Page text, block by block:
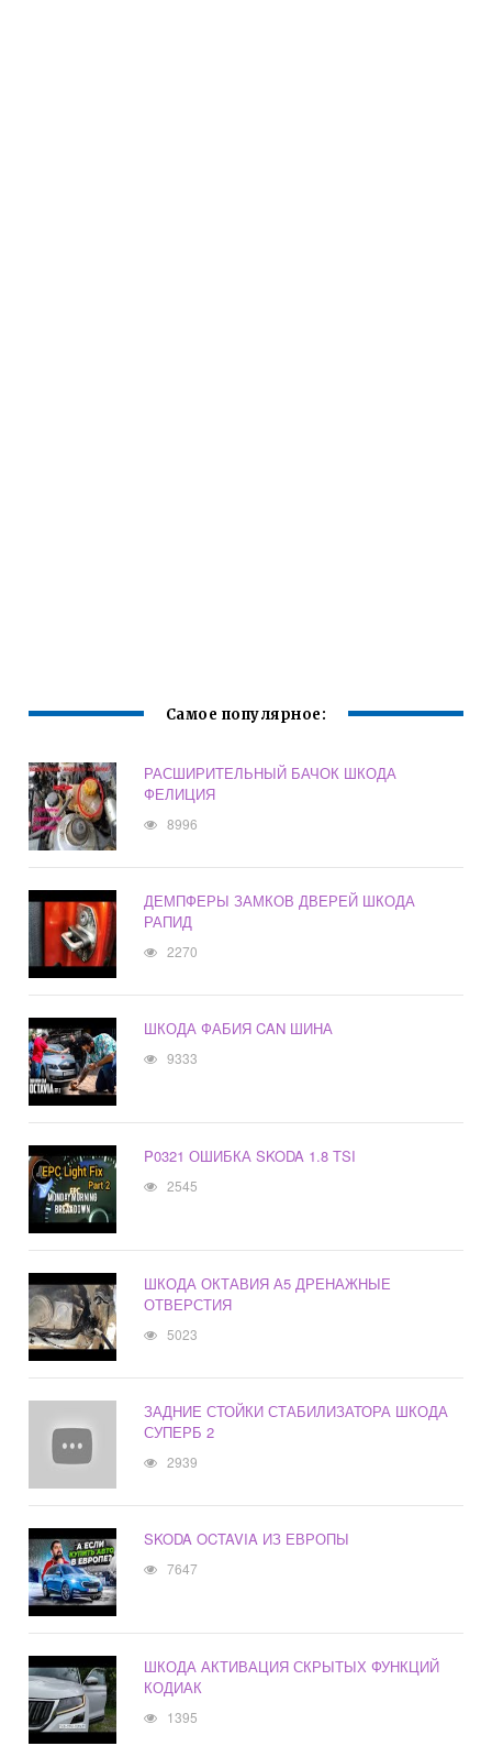
Самое популярное:
РАСШИРИТЕЛЬНЫЙ БАЧОК ШКОДА
ФЕЛИЦИЯ
8996
ДЕМПФЕРЫ ЗАМКОВ ДВЕРЕЙ ШКОДА
РАПИД
2270
ШКОДА ФАБИЯ CAN ШИНА
9333
P0321 ОШИБКА SKODA 1.8 TSI
2545
ШКОДА ОКТАВИЯ А5 ДРЕНАЖНЫЕ
ОТВЕРСТИЯ
5023
ЗАДНИЕ СТОЙКИ СТАБИЛИЗАТОРА ШКОДА
СУПЕРБ 2
2939
SKODA OCTAVIA ИЗ ЕВРОПЫ
7647
ШКОДА АКТИВАЦИЯ СКРЫТЫХ ФУНКЦИЙ
КОДИАК
1395